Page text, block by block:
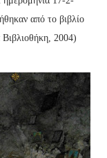
από το βιβλίο
2004)